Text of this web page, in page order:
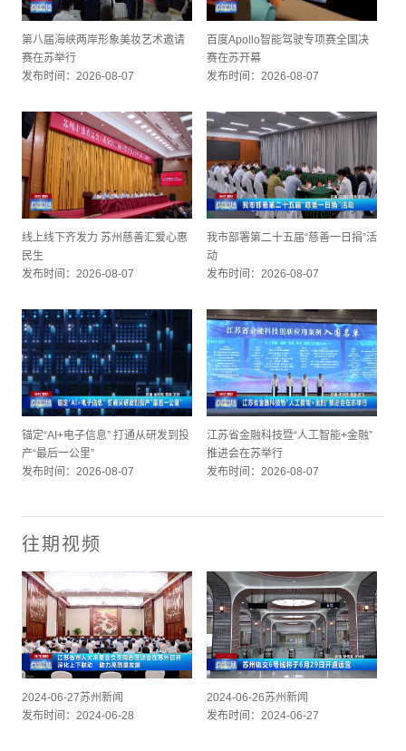
第八届海峡两岸形象美妆艺术邀请
赛在苏举行
发布时间：2026-08-07
百度Apollo智能驾驶专项赛全国决
赛在苏开幕
发布时间：2026-08-07
线上线下齐发力 苏州慈善汇爱心惠
民生
发布时间：2026-08-07
我市部署第二十五届“慈善一日捐”活
动
发布时间：2026-08-07
锚定“AI+电子信息” 打通从研发到投
产“最后一公里”
发布时间：2026-08-07
江苏省金融科技暨“人工智能+金融”
推进会在苏举行
发布时间：2026-08-07
往期视频
2024-06-27苏州新闻
发布时间：2024-06-28
2024-06-26苏州新闻
发布时间：2024-06-27